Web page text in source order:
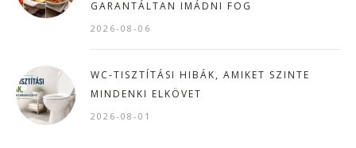
GARANTÁLTAN IMÁDNI FOG
2026-08-06
WC-TISZTÍTÁSI HIBÁK, AMIKET SZINTE
MINDENKI ELKÖVET
2026-08-01